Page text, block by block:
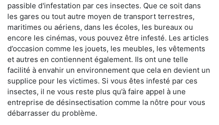
passible d'infestation par ces insectes. Que ce soit dans
les gares ou tout autre moyen de transport terrestres,
maritimes ou aériens, dans les écoles, les bureaux ou
encore les cinémas, vous pouvez être infesté. Les articles
d’occasion comme les jouets, les meubles, les vêtements
et autres en contiennent également. Ils ont une telle
facilité à envahir un environnement que cela en devient un
supplice pour les victimes. Si vous êtes infesté par ces
insectes, il ne vous reste plus qu’à faire appel à une
entreprise de désinsectisation comme la nôtre pour vous
débarrasser du problème.